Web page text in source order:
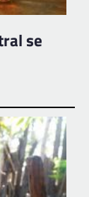
se